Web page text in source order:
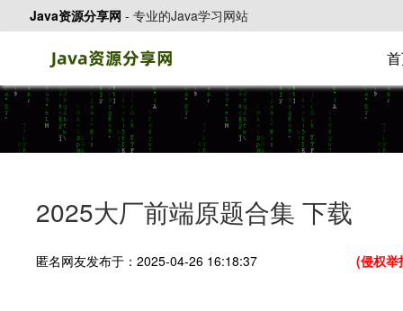
Java资源分享网 - 专业的Java学习网站
2025大厂前端原题合集 下载
匿名网友发布于：2025-04-26 16:18:37 (侵权举